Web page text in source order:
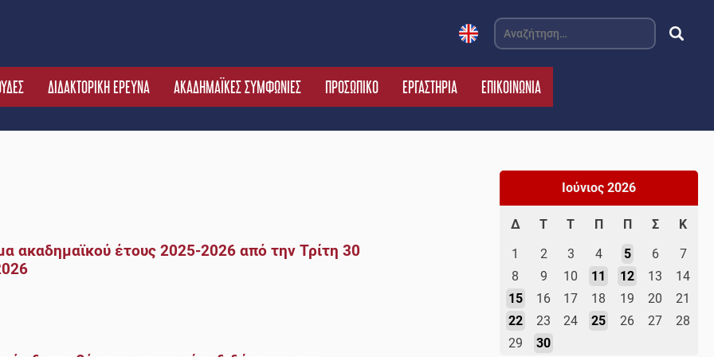
Αναζήτηση
για:
ΔΙΔΑΚΤΟΡΙΚΗ ΕΡΕΥΝΑ ΑΚΑΔΗΜΑΪΚΕΣ ΣΥΜΦΩΝΙΕΣ ΠΡΟΣΩΠΙΚΟ ΕΡΓΑΣΤΗΡΙΑ ΕΠΙΚΟΙΝΩΝΙΑ
ακαδημαϊκού έτους 2025-2026 από την Τρίτη 30
Ιούνιος 2026
Δ Τ Τ Π Π Σ
Κ
1
2 3 4 5 6
7
8
9 10 11 12 13
14
15
16 17 18 19 20
21
22
23 24 25 26 27
28
29
30